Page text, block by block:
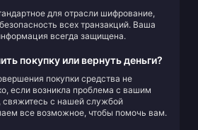
для отрасли шифрование,
всех транзакций. Ваша
всегда защищена.
покупку или вернуть деньги?
покупки средства не
если возникла проблема с вашим
свяжитесь с нашей службой
все возможное, чтобы помочь вам.